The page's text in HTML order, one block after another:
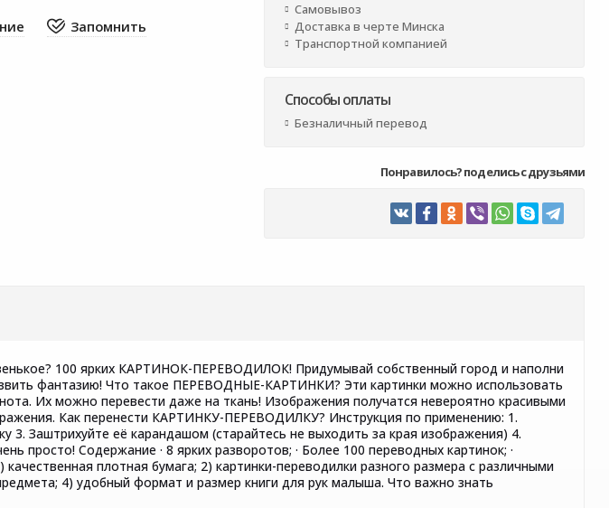
Самовывоз
Доставка в черте Минска
Транспортной компанией
Способы оплаты
Безналичный перевод
Понравилось? поделись с друзьями
100 ярких КАРТИНОК-ПЕРЕВОДИЛОК! Придумывай собственный город и наполни
фантазию! Что такое ПЕРЕВОДНЫЕ-КАРТИНКИ? Эти картинки можно использовать
Их можно перевести даже на ткань! Изображения получатся невероятно красивыми
Как перенести КАРТИНКУ-ПЕРЕВОДИЛКУ? Инструкция по применению: 1.
Заштрихуйте её карандашом (старайтесь не выходить за края изображения) 4.
просто! Содержание · 8 ярких разворотов; · Более 100 переводных картинок; ·
плотная бумага; 2) картинки-переводилки разного размера с различными
4) удобный формат и размер книги для рук малыша. Что важно знать